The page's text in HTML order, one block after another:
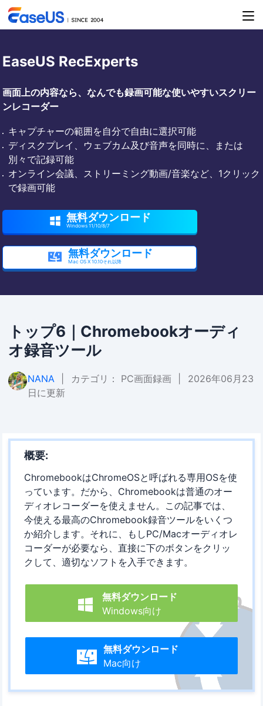
EaseUS RecExperts
画面上の内容なら、なんでも録画可能な使いやすいスクリー
ンレコーダー
キャプチャーの範囲を自分で自由に選択可能
ディスクプレイ、ウェブカム及び音声を同時に、または
別々で記録可能
オンライン会議、ストリーミング動画/音楽など、1クリック
で録画可能
 無料ダウンロード
Windows 11/10/8/7
 無料ダウンロード
Mac OS X 10.10それ以降
トップ6｜Chromebookオーディ
オ録音ツール
NANA カテゴリ： PC画面録画
2026年06月23
日に更新
概要:
ChromebookはChromeOSと呼ばれる専用OSを使
っています。だから、Chromebookは普通のオー
ディオレコーダーを使えません。この記事では、
今使える最高のChromebook録音ツールをいくつ
か紹介します。それに、もしPC/Macオーディオレ
コーダーが必要なら、直接に下のボタンをクリッ
クして、適切なソフトを入手できます。

無料ダウンロード
Windows向け

無料ダウンロード
Mac向け